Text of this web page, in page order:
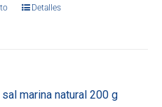
Detalles
marina natural 200 g